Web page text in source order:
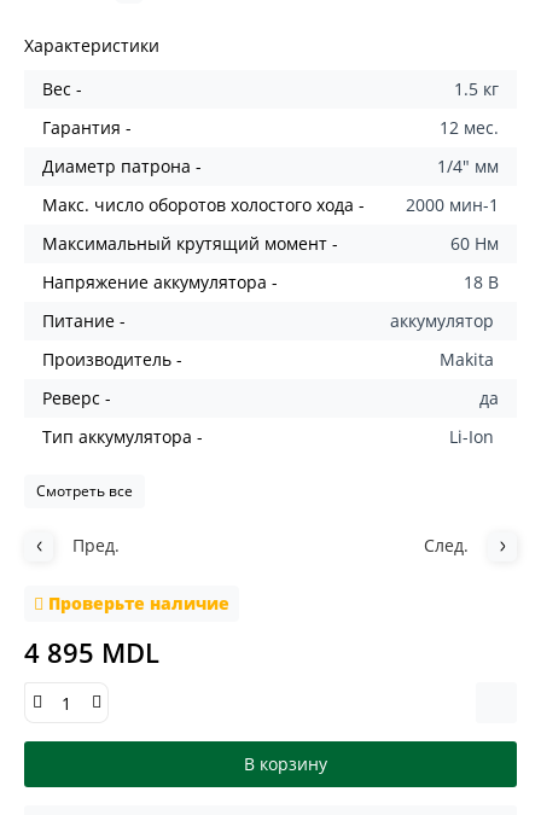
Характеристики
Вес -
1.5 кг
Гарантия -
12 мес.
Диаметр патрона -
1/4" мм
Макс. число оборотов холостого хода -
2000 мин-1
Максимальный крутящий момент -
60 Нм
Напряжение аккумулятора -
18 В
Питание -
аккумулятор
Производитель -
Makita
Реверс -
да
Тип аккумулятора -
Li-Ion
Смотреть все
Пред. След.
Проверьте наличие
4 895 MDL
В корзину